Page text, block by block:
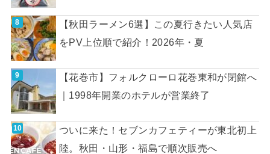
【秋田ラーメン6選】この夏行きたい人気店
をPV上位順で紹介！2026年・夏
【花巻市】フォルクローロ花巻東和が閉館へ
｜1998年開業のホテルが営業終了
ついに来た！セブンカフェティーが東北初上
陸。秋田・山形・福島で順次販売へ